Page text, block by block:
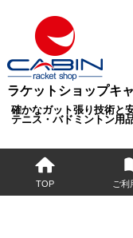
ラケットショップキ
確かなガット張り技術と
テニス・バドミントン用
TOP ご利